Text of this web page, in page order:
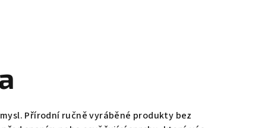
Přírodní ručně vyráběné produkty bez